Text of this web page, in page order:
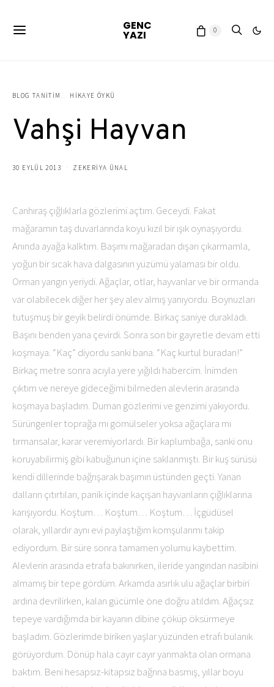
GENC
YAZI 0
BLOG TANITIM HIKAYE ÖYKÜ
Vahşi Hayvan
30 EYLÜL 2013 ZEKERIYA ÜNAL
Canhıraş çığlıklarla gözlerimi açtım. Geceydi. Fakat
mağaramın taş duvarlarında koyu kızıl bir ışık oynaşıyordu.
Anında ayağa kalktım. Başımı mağaradan dışarı çıkarmamla,
yoğun bir sıcak hava dalgasının yüzümü yalaması bir oldu.
Orman yangın yeriydi. Ağaçlar, otlar, hayvanlar ve bir ormanda
var olabilecek diğer her şey alev almış yanıyordu. Boynuzları
tutuşmuş bir geyik belirdi önümde. Birkaç saniye durakladı.
Başını benden yana çevirdi. Sonra son bir gayretle devam etti
koşmaya. “Kaç” diyordu sanki bana. “Kaç kurtul buradan!”
Birkaç metre sonra acıyla yere yığıldı habercim. İnimden
çıktım ve nereye gideceğimi bilmeden alevlerin arasında
koşmaya başladım. Duman gözlerimi ve genzimi yakıyordu.
Sürüngenler toprağa mı gömülseler yoksa ağaçlara mı
tırmansalar, karar veremiyorlardı. Bir kaplumbağa, sanki onu
koruyabilirmiş gibi kabuğunun içine saklanmıştı. Bir kuş sürüsü
kendi dillerinde bağrışarak başımın üstünden geçti. Yanan
dalların çıtırtıları, panik içinde kaçışan hayvanların çığlıklarına
karışıyordu. Koştum… Koştum… Koştum… İçgüdüsel
olarak, yıllardır aynı evi paylaştığım komşularımı takip
ediyordum. Bir süre sonra tamamen yolumu kaybettim.
Alevlerin arasında etrafa bakınırken, ileride yangından nasibini
almamış bir tepe gördüm. Arkamda asırlık ulu ağaçlar birbiri
ardına devrilirken, kalan gücümle öne doğru atıldım. Ağaçsız
tepeye vardığımda bir kayanın dibine çöküp öksürmeye
başladım. Gözlerimde biriken yaşlar yüzünden etrafı bulanık
görüyordum. Dönüp hala cayır cayır yanmakta olan ormana
baktım. Beni hesapsız-kitapsız bağrına basmış, yıllar boyu